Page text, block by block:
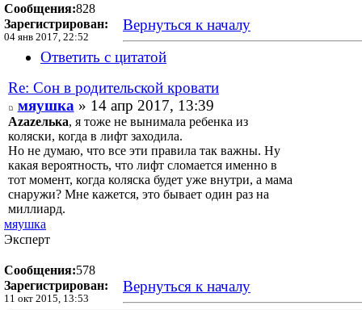
Сообщения:828
Зарегистрирован:
04 янв 2017, 22:52
Вернуться к началу
Ответить с цитатой
Re: Сон в родительской кровати
мяушка » 14 апр 2017, 13:39
Аzаzелька, я тоже не вынимала ребенка из
коляски, когда в лифт заходила.
Но не думаю, что все эти правила так важны. Ну
какая вероятность, что лифт сломается именно в
тот момент, когда коляска будет уже внутри, а мама
снаружи? Мне кажется, это бывает один раз на
миллиард.
мяушка
Эксперт
Сообщения:578
Зарегистрирован:
11 окт 2015, 13:53
Вернуться к началу